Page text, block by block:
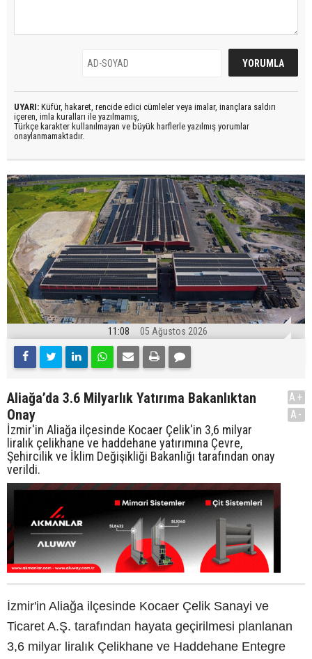
UYARI: Küfür, hakaret, rencide edici cümleler veya imalar, inançlara saldırı
içeren, imla kuralları ile yazılmamış,
Türkçe karakter kullanılmayan ve büyük harflerle yazılmış yorumlar
onaylanmamaktadır.
11:08 05 Ağustos 2026
Aliağa’da 3.6 Milyarlık Yatırıma Bakanlıktan
Onay
İzmir'in Aliağa ilçesinde Kocaer Çelik'in 3,6 milyar
liralık çelikhane ve haddehane yatırımına Çevre,
Şehircilik ve İklim Değişikliği Bakanlığı tarafından onay
verildi.
A+
A-
İzmir'in Aliağa ilçesinde Kocaer Çelik Sanayi ve
Ticaret A.Ş. tarafından hayata geçirilmesi planlanan
3,6 milyar liralık Çelikhane ve Haddehane Entegre